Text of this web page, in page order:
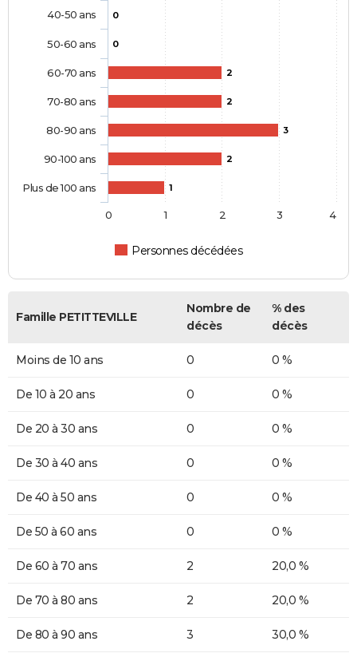
0
0
2
2
3
2
1
Personnes décédées
40-50 ans
50-60 ans
60-70 ans
70-80 ans
80-90 ans
90-100 ans
Plus de 100 ans
0 1 2 3 4
Famille PETITTEVILLE
Nombre de
décès
% des
décès
Moins de 10 ans 0 0 %
De 10 à 20 ans 0 0 %
De 20 à 30 ans 0 0 %
De 30 à 40 ans 0 0 %
De 40 à 50 ans 0 0 %
De 50 à 60 ans 0 0 %
De 60 à 70 ans 2 20,0 %
De 70 à 80 ans 2 20,0 %
De 80 à 90 ans 3 30,0 %